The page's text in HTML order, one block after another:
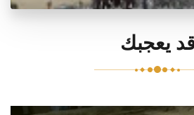
يعجبك